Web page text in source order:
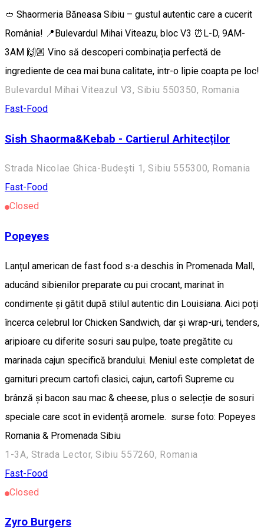
🥙 Shaormeria Băneasa Sibiu – gustul autentic care a cucerit
România! 📍Bulevardul Mihai Viteazu, bloc V3 ⏰L-D, 9AM-
3AM 🙌🏼 Vino să descoperi combinația perfectă de
ingrediente de cea mai buna calitate, intr-o lipie coapta pe loc!
Bulevardul Mihai Viteazul V3, Sibiu 550350, Romania
Fast-Food
Sish Shaorma&Kebab - Cartierul Arhitecților
Strada Nicolae Ghica-Budești 1, Sibiu 555300, Romania
Fast-Food
Closed
Popeyes
Lanțul american de fast food s-a deschis în Promenada Mall,
aducând sibienilor preparate cu pui crocant, marinat în
condimente și gătit după stilul autentic din Louisiana. Aici poți
încerca celebrul lor Chicken Sandwich, dar și wrap-uri, tenders,
aripioare cu diferite sosuri sau pulpe, toate pregătite cu
marinada cajun specifică brandului. Meniul este completat de
garnituri precum cartofi clasici, cajun, cartofi Supreme cu
brânză și bacon sau mac & cheese, plus o selecție de sosuri
speciale care scot în evidență aromele. surse foto: Popeyes
Romania & Promenada Sibiu
1-3A, Strada Lector, Sibiu 557260, Romania
Fast-Food
Closed
Zyro Burgers